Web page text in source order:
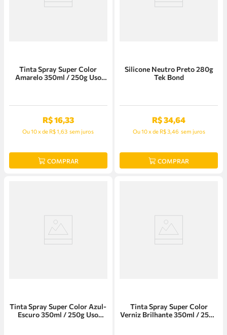
Tinta Spray Super Color
Amarelo 350ml / 250g Uso
R$16,33
Ou10xde R$ 1,63 sem juros
COMPRAR
Silicone Neutro Preto 280g
Tek Bond
R$34,64
Ou10xde R$ 3,46 sem juros
COMPRAR
Tinta Spray Super Color Azul-
Escuro 350ml / 250g Uso
Tinta Spray Super Color
Verniz Brilhante 350ml / 250g